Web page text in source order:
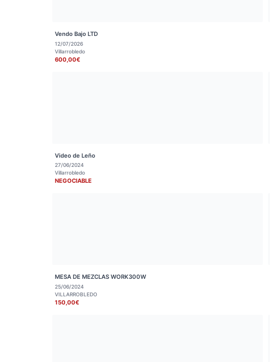
Vendo Bajo LTD
12/07/2026
Villarrobledo
600,00€
Video de Leño
27/06/2024
Villarrobledo
NEGOCIABLE
MESA DE MEZCLAS WORK300W
25/06/2024
VILLARROBLEDO
150,00€